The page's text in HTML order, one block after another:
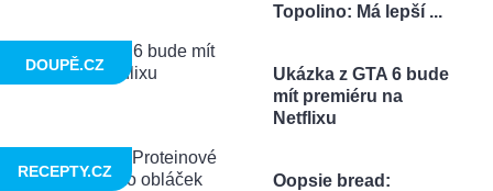
Topolino: Má lepší ...
Ukázka z GTA 6 bude
mít premiéru na
Netflixu
DOUPĚ.CZ
Oopsie bread:
RECEPTY.CZ